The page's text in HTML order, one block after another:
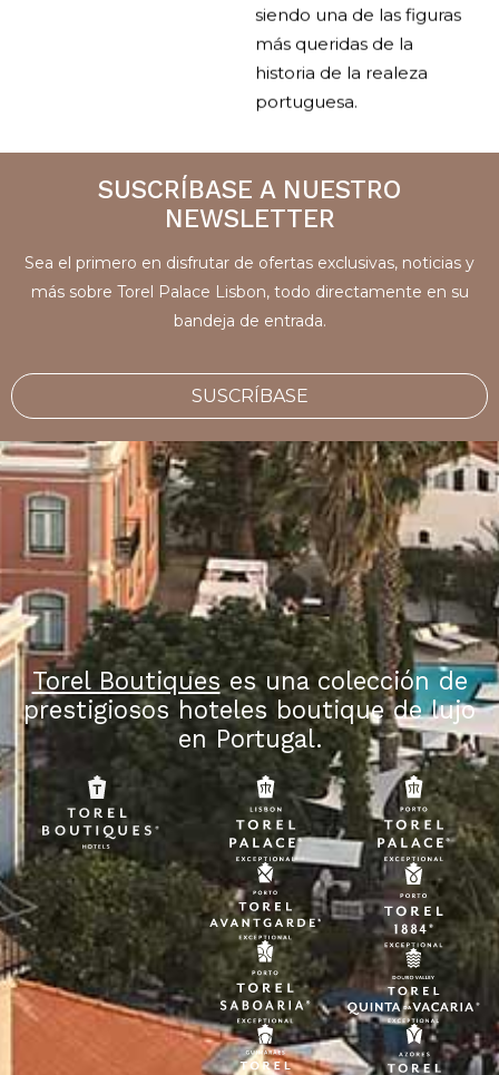
siendo una de las figuras
más queridas de la
historia de la realeza
portuguesa.
SUSCRÍBASE A NUESTRO
NEWSLETTER
Sea el primero en disfrutar de ofertas exclusivas, noticias y
más sobre Torel Palace Lisbon, todo directamente en su
bandeja de entrada.
SUSCRÍBASE
Torel Boutiqueses una colección de
prestigiosos hoteles boutique de lujo
en Portugal.